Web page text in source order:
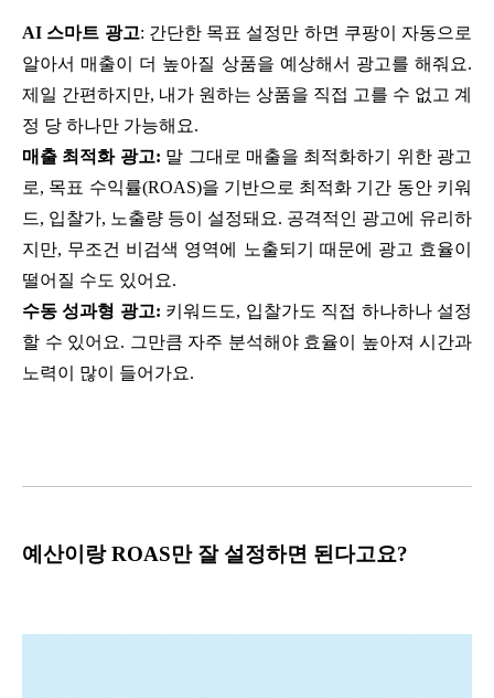
AI 스마트 광고: 간단한 목표 설정만 하면 쿠팡이 자동으로
알아서 매출이 더 높아질 상품을 예상해서 광고를 해줘요.
제일 간편하지만, 내가 원하는 상품을 직접 고를 수 없고 계
정 당 하나만 가능해요.
매출 최적화 광고: 말 그대로 매출을 최적화하기 위한 광고
로, 목표 수익률(ROAS)을 기반으로 최적화 기간 동안 키워
드, 입찰가, 노출량 등이 설정돼요. 공격적인 광고에 유리하
지만, 무조건 비검색 영역에 노출되기 때문에 광고 효율이
떨어질 수도 있어요.
수동 성과형 광고: 키워드도, 입찰가도 직접 하나하나 설정
할 수 있어요. 그만큼 자주 분석해야 효율이 높아져 시간과
노력이 많이 들어가요.
예산이랑 ROAS만 잘 설정하면 된다고요?